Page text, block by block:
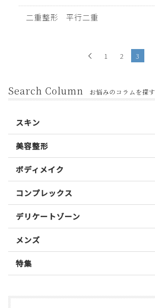
二重整形 平行二重
1 2 3
Search Column お悩みのコラムを探す
スキン
美容整形
ボディメイク
コンプレックス
デリケートゾーン
メンズ
特集